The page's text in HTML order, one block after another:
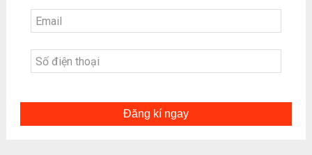
Đăng kí ngay